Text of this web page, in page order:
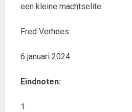
een kleine machtselite.
Fred Verhees
6 januari
Eindnoten:
1.